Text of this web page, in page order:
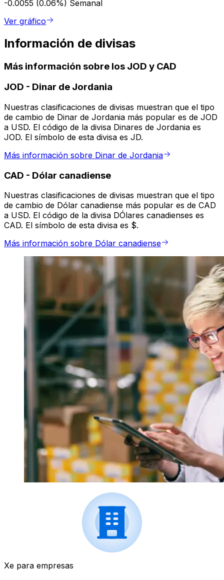
-0.0055 (0.06%) Semanal
Ver gráfico
Información de divisas
Más información sobre los JOD y CAD
JOD - Dinar de Jordania
Nuestras clasificaciones de divisas muestran que el tipo
de cambio de Dinar de Jordania más popular es de JOD
a USD. El código de la divisa Dinares de Jordania es
JOD. El símbolo de esta divisa es JD.
Más información sobre Dinar de Jordania
CAD - Dólar canadiense
Nuestras clasificaciones de divisas muestran que el tipo
de cambio de Dólar canadiense más popular es de CAD
a USD. El código de la divisa DÓlares canadienses es
CAD. El símbolo de esta divisa es $.
Más información sobre Dólar canadiense
Xe para empresas